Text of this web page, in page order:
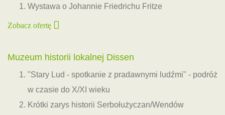
Wystawa o Johannie Friedrichu Fritze
Zobacz ofertę
Muzeum historii lokalnej Dissen
"Stary Lud - spotkanie z pradawnymi ludźmi" - podróż
w czasie do X/XI wieku
Krótki zarys historii Serbołużyczan/Wendów